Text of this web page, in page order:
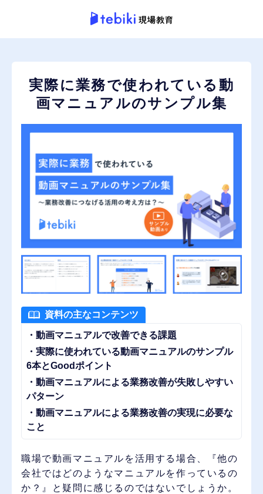
実際に業務で使われている動
画マニュアルのサンプル集
資料の主なコンテンツ
・動画マニュアルで改善できる課題
・実際に使われている動画マニュアルのサンプル
6本とGoodポイント
・動画マニュアルによる業務改善が失敗しやすい
パターン
・動画マニュアルによる業務改善の実現に必要な
こと
職場で動画マニュアルを活用する場合、『他の
会社ではどのようなマニュアルを作っているの
か？』と疑問に感じるのではないでしょうか。